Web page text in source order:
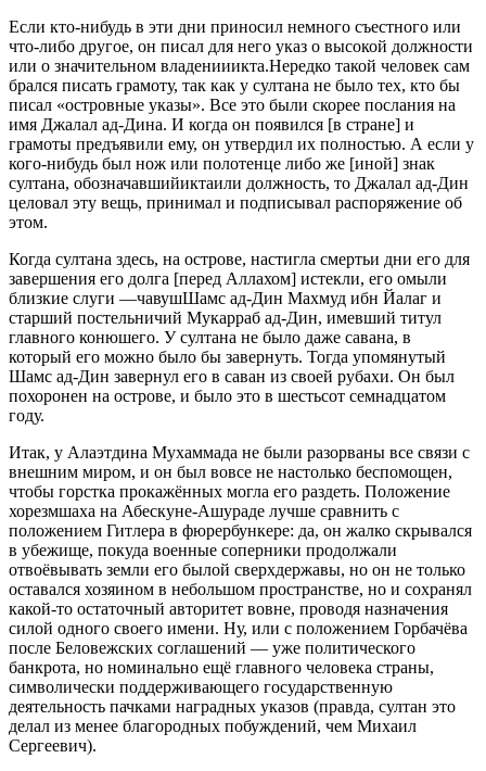
Если кто-нибудь в эти дни приносил немного съестного или
что-либо другое, он писал для него указ о высокой должности
или о значительном владенииикта.Нередко такой человек сам
брался писать грамоту, так как у султана не было тех, кто бы
писал «островные указы». Все это были скорее послания на
имя Джалал ад-Дина. И когда он появился [в стране] и
грамоты предъявили ему, он утвердил их полностью. А если у
кого-нибудь был нож или полотенце либо же [иной] знак
султана, обозначавшийиктаили должность, то Джалал ад-Дин
целовал эту вещь, принимал и подписывал распоряжение об
этом.
Когда султана здесь, на острове, настигла смертьи дни его для
завершения его долга [перед Аллахом] истекли, его омыли
близкие слуги —чавушШамс ад-Дин Махмуд ибн Йалаг и
старший постельничий Мукарраб ад-Дин, имевший титул
главного конюшего. У султана не было даже савана, в
который его можно было бы завернуть. Тогда упомянутый
Шамс ад-Дин завернул его в саван из своей рубахи. Он был
похоронен на острове, и было это в шестьсот семнадцатом
году.
Итак, у Алаэтдина Мухаммада не были разорваны все связи с
внешним миром, и он был вовсе не настолько беспомощен,
чтобы горстка прокажённых могла его раздеть. Положение
хорезмшаха на Абескуне-Ашураде лучше сравнить с
положением Гитлера в фюрербункере: да, он жалко скрывался
в убежище, покуда военные соперники продолжали
отвоёвывать земли его былой сверхдержавы, но он не только
оставался хозяином в небольшом пространстве, но и сохранял
какой-то остаточный авторитет вовне, проводя назначения
силой одного своего имени. Ну, или с положением Горбачёва
после Беловежских соглашений — уже политического
банкрота, но номинально ещё главного человека страны,
символически поддерживающего государственную
деятельность пачками наградных указов (правда, султан это
делал из менее благородных побуждений, чем Михаил
Сергеевич).